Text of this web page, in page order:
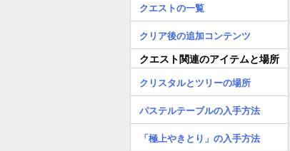
クエストの一覧
クリア後の追加コンテンツ
クエスト関連のアイテムと場所
クリスタルとツリーの場所
パステルテーブルの入手方法
「極上やきとり」の入手方法